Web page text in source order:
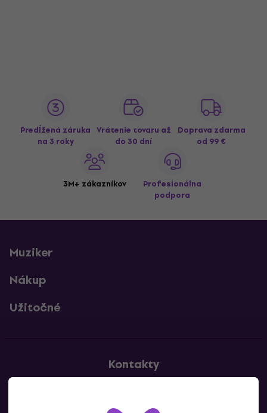
Predĺžená záruka
na 3 roky
Vrátenie tovaru až
do 30 dní
Doprava zdarma
od 99 €
3M+ zákazníkov
Profesionálna
podpora
Muziker
Nákup
Užitočné
Kontakty